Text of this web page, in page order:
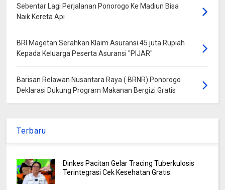
Sebentar Lagi Perjalanan Ponorogo Ke Madiun Bisa
Naik Kereta Api
BRI Magetan Serahkan Klaim Asuransi 45 juta Rupiah
Kepada Keluarga Peserta Asuransi "PIJAR"
Barisan Relawan Nusantara Raya ( BRNR) Ponorogo
Deklarasi Dukung Program Makanan Bergizi Gratis
Terbaru
Dinkes Pacitan Gelar Tracing Tuberkulosis
Terintegrasi Cek Kesehatan Gratis